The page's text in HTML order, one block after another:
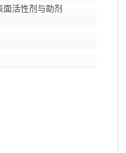
活性剂与助剂